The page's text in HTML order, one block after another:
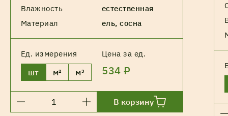
Влажность
естественная
Материал
ель, сосна
Ед. измерения Цена за ед.
шт м² м³ 534 ₽
В корзину